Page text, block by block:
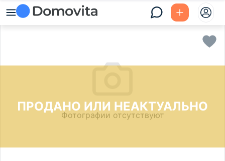
ПРОДАНО ИЛИ НЕАКТУАЛЬНО
Фотографии отсутствуют